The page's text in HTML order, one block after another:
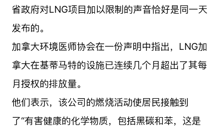
省政府对LNG项目加以限制的声音恰好是同一天
发布的。
加拿大环境医师协会在一份声明中指出，LNG加
拿大在基蒂马特的设施已连续几个月超出了其每
月授权的排放量。
他们表示，该公司的燃烧活动使居民接触到
了“有害健康的化学物质，包括黑碳和苯，这是